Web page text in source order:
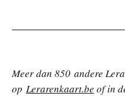
Meer dan 850 andere
op Lerarenkaart.be of in